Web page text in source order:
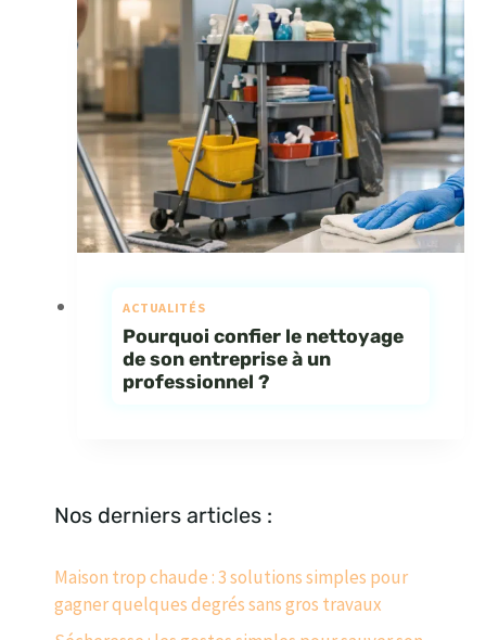
ACTUALITÉS
Pourquoi confier le nettoyage
de son entreprise à un
professionnel ?
Nos derniers articles :
Maison trop chaude : 3 solutions simples pour
gagner quelques degrés sans gros travaux